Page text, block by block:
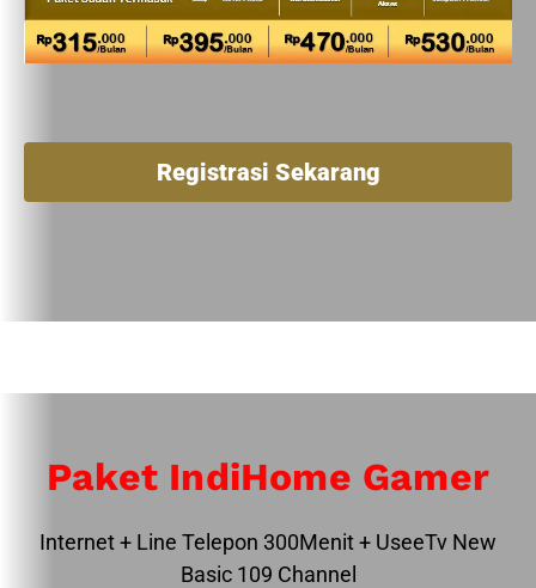
Registrasi Sekarang
Paket IndiHome Gamer
Internet + Line Telepon 300Menit + UseeTv New
Basic 109 Channel